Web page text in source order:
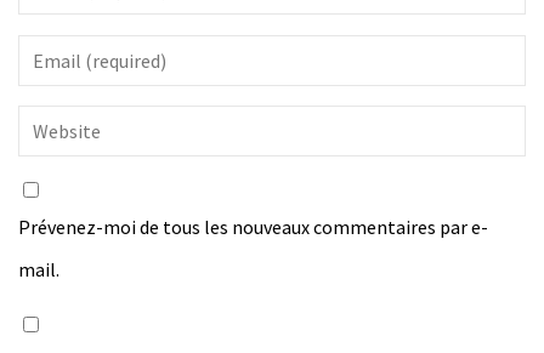
Prévenez-moi de tous les nouveaux commentaires par e-
mail.